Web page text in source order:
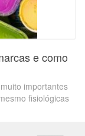
e como
importantes
fisiológicas